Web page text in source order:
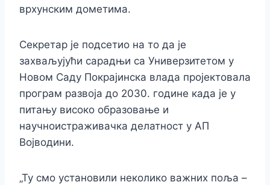
врхунским дометима.
Секретар је подсетио на то да је
захваљујући сарадњи са Универзитетом у
Новом Саду Покрајинска влада пројектовала
програм развоја до 2030. године када је у
питању високо образовање и
научноистраживачка делатност у АП
Војводини.
„Ту смо установили неколико важних поља –